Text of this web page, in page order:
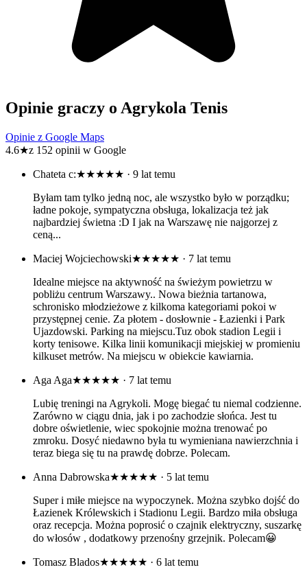
Opinie graczy o Agrykola Tenis
Opinie z Google Maps
4.6★z 152 opinii w Google
Chateta c:★★★★★ · 9 lat temu
Byłam tam tylko jedną noc, ale wszystko było w porządku;
ładne pokoje, sympatyczna obsługa, lokalizacja też jak
najbardziej świetna :D I jak na Warszawę nie najgorzej z
ceną...
Maciej Wojciechowski★★★★★ · 7 lat temu
Idealne miejsce na aktywność na świeżym powietrzu w
pobliżu centrum Warszawy.. Nowa bieżnia tartanowa,
schronisko młodzieżowe z kilkoma kategoriami pokoi w
przystępnej cenie. Za płotem - dosłownie - Łazienki i Park
Ujazdowski. Parking na miejscu.Tuz obok stadion Legii i
korty tenisowe. Kilka linii komunikacji miejskiej w promieniu
kilkuset metrów. Na miejscu w obiekcie kawiarnia.
Aga Aga★★★★★ · 7 lat temu
Lubię treningi na Agrykoli. Mogę biegać tu niemal codzienne.
Zarówno w ciągu dnia, jak i po zachodzie słońca. Jest tu
dobre oświetlenie, wiec spokojnie można trenować po
zmroku. Dosyć niedawno była tu wymieniana nawierzchnia i
teraz biega się tu na prawdę dobrze. Polecam.
Anna Dabrowska★★★★★ · 5 lat temu
Super i miłe miejsce na wypoczynek. Można szybko dojść do
Łazienek Królewskich i Stadionu Legii. Bardzo miła obsługa
oraz recepcja. Można poprosić o czajnik elektryczny, suszarkę
do włosów , dodatkowy przenośny grzejnik. Polecam😀
Tomasz Blados★★★★★ · 6 lat temu